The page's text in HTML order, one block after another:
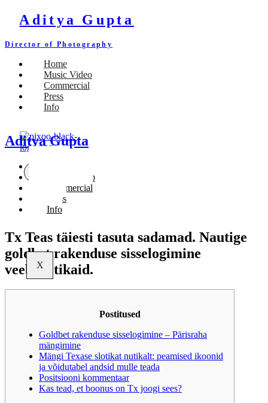
Aditya Gupta
Director of Photography
Home
Music Video
Commercial
Press
Info
Aditya Gupta
Music Video
Commercial
Press
Info
X
Tx Teas täiesti tasuta sadamad. Nautige
goldbet rakenduse sisselogimine
veebislotikaid.
Postitused
Goldbet rakenduse sisselogimine – Pärisraha
mängimine
Mängi Texase slotikat nutikalt: peamised ikoonid
ja võidutabel andsid mulle teada
Positsiooni kommentaar
Kas tead, et boonus on Tx joogi sees?